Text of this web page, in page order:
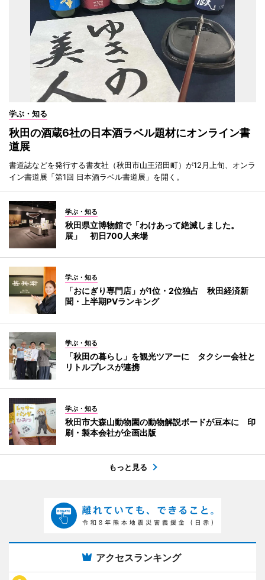
学ぶ・知る
秋田の酒蔵6社の日本酒ラベル題材にオンライン書
道展
書道誌などを発行する書友社（秋田市山王沼田町）が12月上旬、オンラ
イン書道展「第1回 日本酒ラベル書道展」を開く。
学ぶ・知る
秋田県立博物館で「わけあって絶滅しました。
展」 初日700人来場
学ぶ・知る
「おにぎり専門店」が1位・2位独占 秋田経済新
聞・上半期PVランキング
学ぶ・知る
「秋田の暮らし」を観光ツアーに タクシー会社と
リトルプレスが連携
学ぶ・知る
秋田市大森山動物園の動物解説ボードが豆本に 印
刷・製本会社が企画出版
もっと見る
アクセスランキング